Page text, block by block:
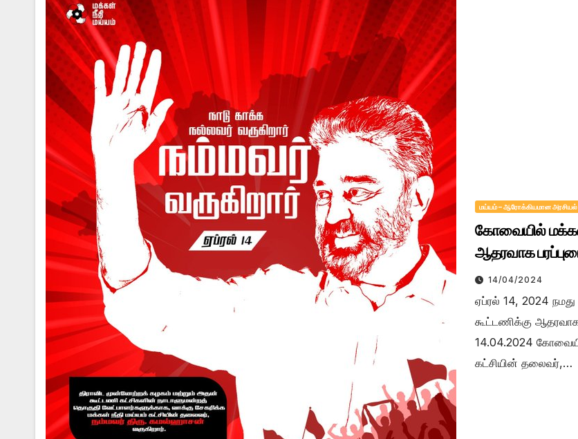
மய்யம் – ஆரோக்கியமான அரசியல்
கோவையில்
ஆதரவாக
14/04/2024
ஏப்ரல் 14, 2024
கூட்டணிக்கு ஆதரவாக
14.04.2024
கட்சியின் தலைவர்,…